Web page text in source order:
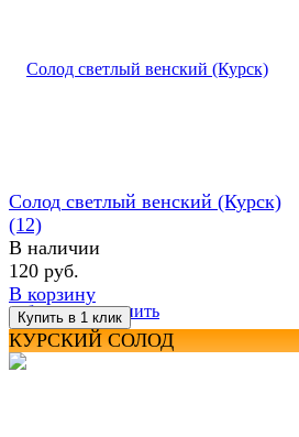
избранное сравнить
Солод светлый венский (Курск)
(12)
В наличии
120 руб.
В корзину
КУРСКИЙ СОЛОД